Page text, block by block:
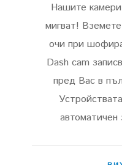
Нашите
мигват!
очи при
Dash cam
пред Вас в
автоматичен